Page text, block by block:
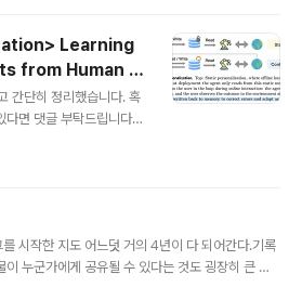
정보를 즉시 LLM para
to-LoRA (D2L) - D2
를 4배 이상 초과하
retrieval accuracy를 ..
Learning
from Human F
간단히 정리했습니다. 혹
다면 댓글 부탁드립니다
Duke University]
과 post-actio
channel을 활용하
를 업데이트 - embodi
시작한 지도 어느덧 거의 4년이 다 되어간다.기록
누군가에게 공유될 수 있다는 것도 굉장히 큰 의